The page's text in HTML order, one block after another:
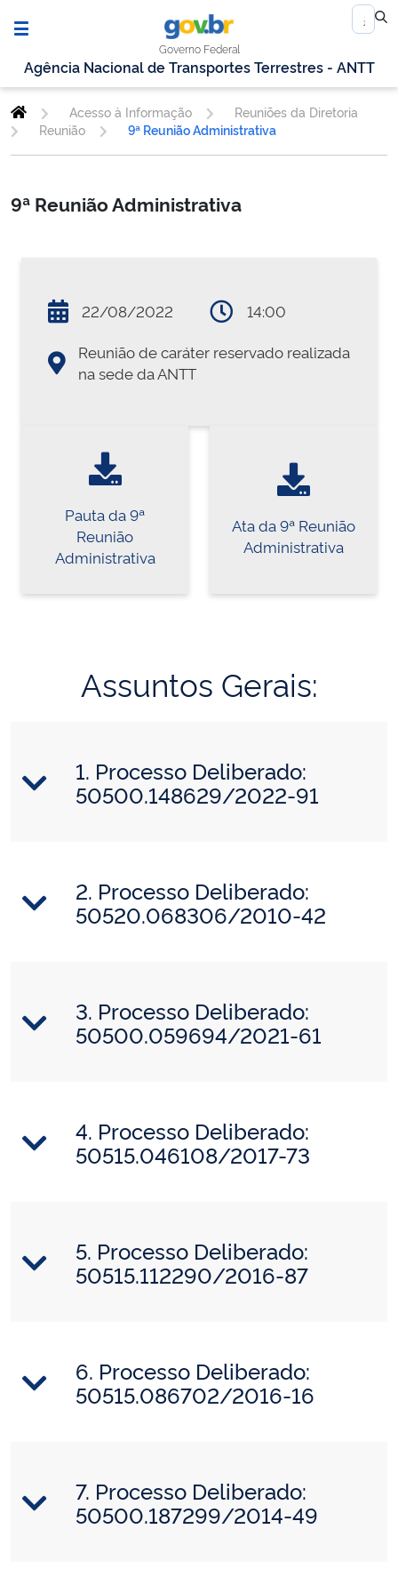
Governo Federal
Agência Nacional de Transportes Terrestres - ANTT
Acesso à Informação
Reuniões da Diretoria
Reunião
9ª Reunião Administrativa
9ª Reunião Administrativa
22/08/2022
14:00
Reunião de caráter reservado realizada
na sede da ANTT
Pauta da 9ª
Reunião
Administrativa
Ata da 9ª Reunião
Administrativa
Assuntos Gerais:
1. Processo Deliberado:
50500.148629/2022-91
2. Processo Deliberado:
50520.068306/2010-42
3. Processo Deliberado:
50500.059694/2021-61
4. Processo Deliberado:
50515.046108/2017-73
5. Processo Deliberado:
50515.112290/2016-87
6. Processo Deliberado:
50515.086702/2016-16
7. Processo Deliberado:
50500.187299/2014-49